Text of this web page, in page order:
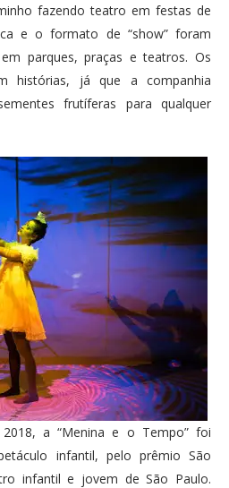
fazendo teatro em festas de
e o formato de “show” foram
parques, praças e teatros. Os
histórias, já que a companhia
frutíferas para qualquer
a “Menina e o Tempo” foi
infantil, pelo prêmio São
infantil e jovem de São Paulo.